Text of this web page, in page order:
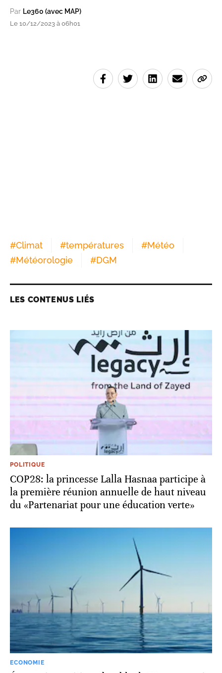
Par Le360 (avec MAP)
Le 10/12/2023 à 06h01
#Climat #températures #Météo
#Météorologie #DGM
LES CONTENUS LIÉS
POLITIQUE
COP28: la princesse Lalla Hasnaa participe à
la première réunion annuelle de haut niveau
du «Partenariat pour une éducation verte»
ECONOMIE